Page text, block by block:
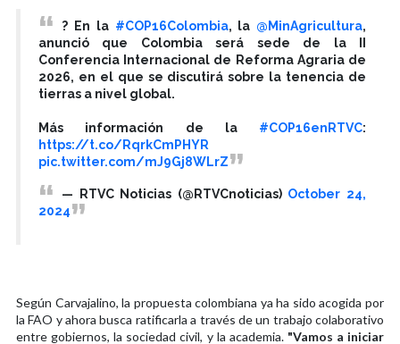
? En la #COP16Colombia, la @MinAgricultura,
anunció que Colombia será sede de la II
Conferencia Internacional de Reforma Agraria de
2026, en el que se discutirá sobre la tenencia de
tierras a nivel global.
Más información de la #COP16enRTVC:
https://t.co/RqrkCmPHYR
pic.twitter.com/mJ9Gj8WLrZ
— RTVC Noticias (@RTVCnoticias) October 24,
2024
Según Carvajalino, la propuesta colombiana ya ha sido acogida por
la FAO y ahora busca ratificarla a través de un trabajo colaborativo
entre gobiernos, la sociedad civil, y la academia. "Vamos a iniciar